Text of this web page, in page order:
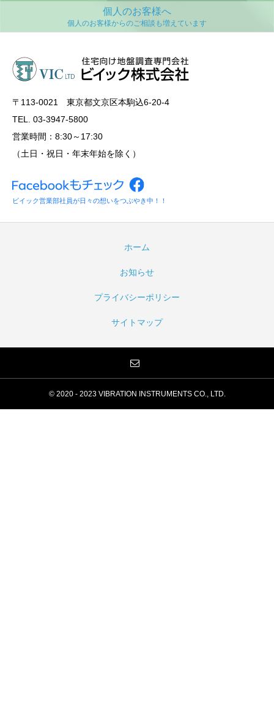
個人のお客様へ
〒113‐0021 東京都文京区本駒込6-20-4
TEL. 03-3947-5800
営業時間：8:30～17:30
（土日・祝日・年末年始を除く）
ビイック営業部社員が日々の想いをつぶやき中！！
ホーム
お知らせ
プライバシーポリシー
サイトマップ
© 2020 - 2023 VIBRATION INSTRUMENTS CO., LTD.